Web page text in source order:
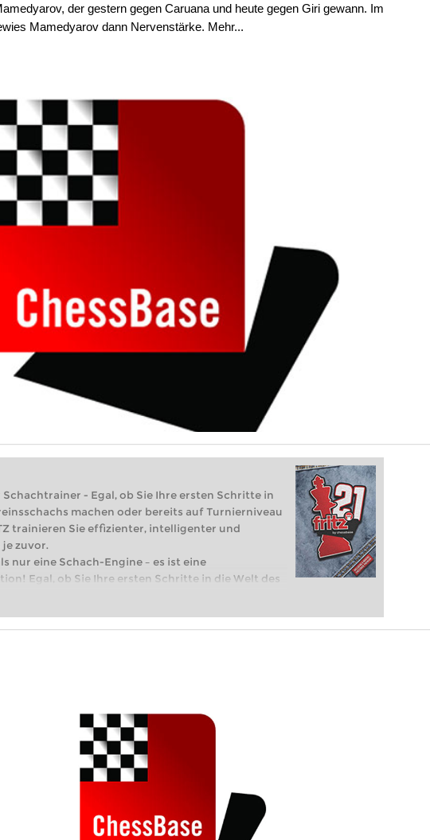
der gestern gegen Caruana und heute gegen Giri gewann. Im
Mamedyarov dann Nervenstärke. Mehr...
- Egal, ob Sie Ihre ersten Schritte in
machen oder bereits auf Turnierniveau
trainieren Sie effizienter, intelligenter und
zuvor.
nur eine Schach-Engine – es ist eine
Egal, ob Sie Ihre ersten Schritte in die Welt des
oder bereits auf Turnierniveau spielen: Mit